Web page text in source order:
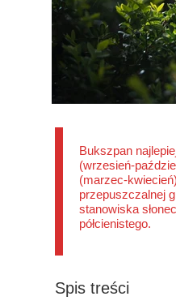
Bukszpan
(wrzesień-
(marzec-
przepuszczalnej
stanowiska
półcienistego.
Spis treści